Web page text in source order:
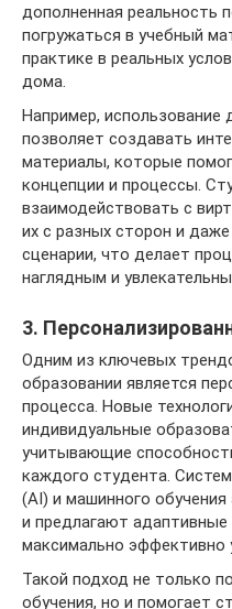
дополненная реальность
погружаться в учебный
практике в реальных
дома.
Например, использование
позволяет создавать
материалы, которые
концепции и процессы.
взаимодействовать с
их с разных сторон и
сценарии, что делает
наглядным и
3.
Одним из ключевых
образовании является
процесса. Новые
индивидуальные
учитывающие
каждого студента.
(AI) и машинного
и предлагают
максимально эффективно
Такой подход не только
обучения, но и помогает